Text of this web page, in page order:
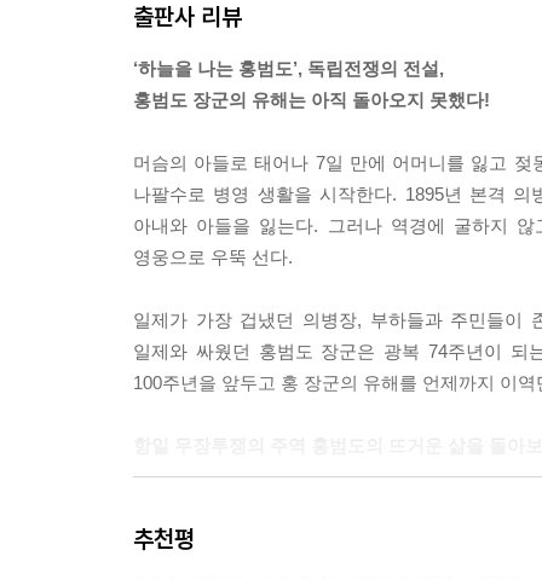
출판사 리뷰
‘하늘을 나는 홍범도’, 독립전쟁의 전설,
홍범도 장군의 유해는 아직 돌아오지 못했다!
머슴의 아들로 태어나 7일 만에 어머니를 잃고
나팔수로 병영 생활을 시작한다. 1895년 본격
아내와 아들을 잃는다. 그러나 역경에 굴하지
영웅으로 우뚝 선다.
일제가 가장 겁냈던 의병장, 부하들과 주민들이
일제와 싸웠던 홍범도 장군은 광복 74주년이 되
100주년을 앞두고 홍 장군의 유해를 언제까지 이
항일 빨치산 전투의 주역이었다. 홍범도는 자신의
추천평